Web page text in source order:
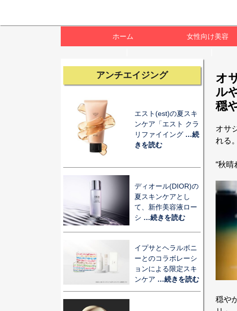
ホーム 女性向け美容
アンチエイジング
エスト(est)の夏スキ
ンケア「エスト クラ
リファイイング …続
きを読む
ディオール(DIOR)の
夏スキンケアとし
て、新作美容液ロー
シ …続きを読む
イプサとヘラルボニ
ーとのコラボレーシ
ョンによる限定スキ
ンケア …続きを読む
オ
ル
穏
オサ
れる。
“秋晴
穏や